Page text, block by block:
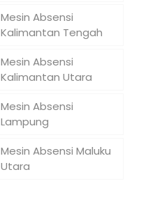
Mesin Absensi
Kalimantan Tengah
Mesin Absensi
Kalimantan Utara
Mesin Absensi
Lampung
Mesin Absensi Maluku
Utara